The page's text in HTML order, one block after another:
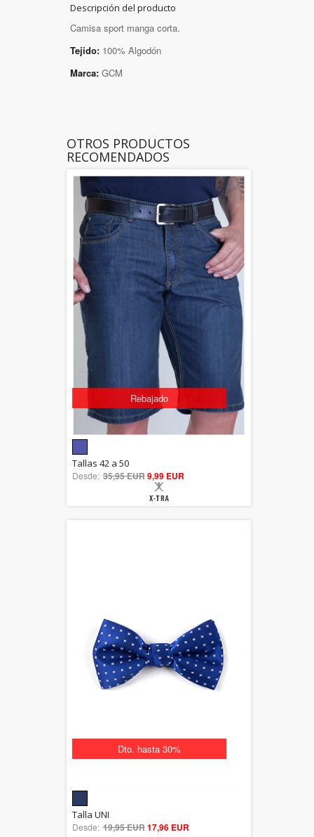
Descripción del producto
Camisa sport manga corta.
Tejido: 100% Algodón
Marca: GCM
OTROS PRODUCTOS
RECOMENDADOS
Rebajado
out of 5
Tallas 42 a 50
Desde: 35,95 EUR9,99 EUR
Dto. hasta 30%
out of 5
Talla UNI
Desde: 19,95 EUR17,96 EUR